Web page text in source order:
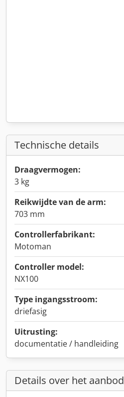
Technische details
Draagvermogen:
3 kg
Reikwijdte van de arm:
703 mm
Controllerfabrikant:
Motoman
Controller model:
NX100
Type ingangsstroom:
driefasig
Uitrusting:
documentatie / handleiding
Details over het aanbod